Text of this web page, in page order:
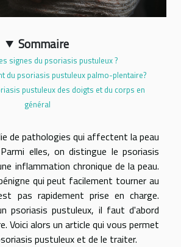
Sommaire
signes du psoriasis pustuleux ?
du psoriasis pustuleux palmo-plentaire?
pustuleux des doigts et du corps en
général
de pathologies qui affectent la peau
elles, on distingue le psoriasis
inflammation chronique de la peau.
qui peut facilement tourner au
pas rapidement prise en charge.
psoriasis pustuleux, il faut d'abord
Voici alors un article qui vous permet
pustuleux et de le traiter.